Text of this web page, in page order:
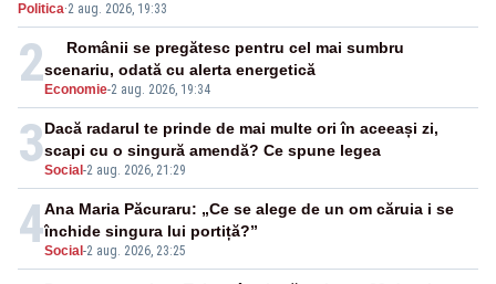
Politica·2 aug. 2026, 19:33
2 Economie-2 aug. 2026, 19:34
Românii se pregătesc pentru cel mai sumbru
scenariu, odată cu alerta energetică
3Social -2 aug. 2026, 21:29
Dacă radarul te prinde de mai multe ori în aceeași zi,
scapi cu o singură amendă? Ce spune legea
4Social -2 aug. 2026, 23:25
Ana Maria Păcuraru: „Ce se alege de un om căruia i se
închide singura lui portiță?”